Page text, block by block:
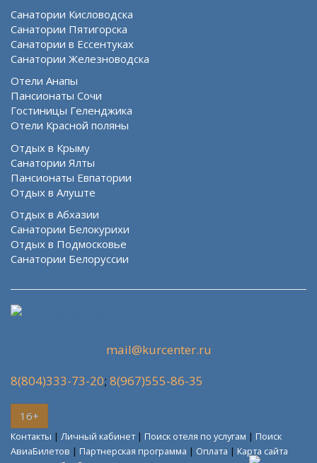
Санатории Кисловодска
Санатории Пятигорска
Санатории в Ессентуках
Санатории Железноводска
Отели Анапы
Пансионаты Сочи
Гостиницы Геленджика
Отели Красной поляны
Отдых в Крыму
Санатории Ялты
Пансионаты Евпатории
Отдых в Алуште
Отдых в Абхазии
Санатории Белокурихи
Отдых в Подмосковье
Санатории Белоруссии
mail@kurcenter.ru
8(804)333-73-20; 8(967)555-86-35
16+
Контакты | Личный кабинет| Поиск отеля по услугам | Поиск
АвиаБилетов | Партнерская программа | Оплата | Карта сайта